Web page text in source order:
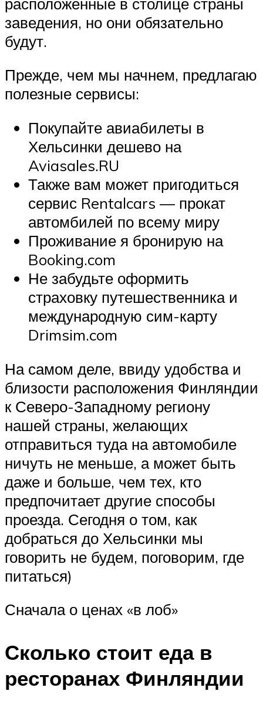
заведения, но они обязательно
будут.
Прежде, чем мы начнем, предлагаю
полезные сервисы:
Покупайте авиабилеты в
Хельсинки дешево на
Aviasales.RU
Также вам может пригодиться
сервис Rentalcars — прокат
автомбилей по всему миру
Проживание я бронирую на
Booking.com
Не забудьте оформить
страховку путешественника и
международную сим-карту
Drimsim.com
На самом деле, ввиду удобства и
близости расположения Финляндии
к Северо-Западному региону
нашей страны, желающих
отправиться туда на автомобиле
ничуть не меньше, а может быть
даже и больше, чем тех, кто
предпочитает другие способы
проезда. Сегодня о том, как
добраться до Хельсинки мы
говорить не будем, поговорим, где
питаться)
Сначала о ценах «в лоб»
Сколько стоит еда в
ресторанах Финляндии